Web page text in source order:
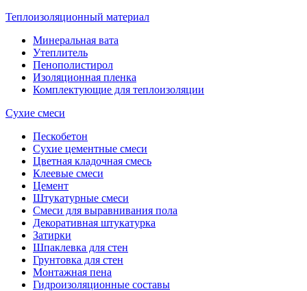
Теплоизоляционный материал
Минеральная вата
Утеплитель
Пенополистирол
Изоляционная пленка
Комплектующие для теплоизоляции
Сухие смеси
Пескобетон
Сухие цементные смеси
Цветная кладочная смесь
Клеевые смеси
Цемент
Штукатурные смеси
Смеси для выравнивания пола
Декоративная штукатурка
Затирки
Шпаклевка для стен
Грунтовка для стен
Монтажная пена
Гидроизоляционные составы